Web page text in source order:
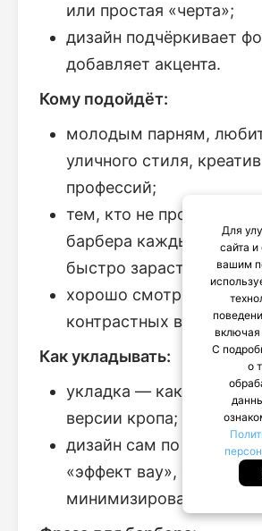
или простая «черта»;
дизайн подчёркивает
добавляет акцента.
Кому подойдёт:
молодым парням,
уличного стиля,
профессий;
тем, кто не против
барбера каждые 2–3
быстро зарастает);
хорошо смотрится при
контрастных волосах.
Как укладывать:
укладка — как у
версии кропа;
дизайн сам по себе уже
«эффект вау», стайлинг
минимизировать.
Для
сайта и
вашим
С
о